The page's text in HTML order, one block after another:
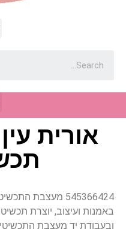
אורית
545366424 מעצבת
באמנות ועיצוב, יוצרת
ובעבודת יד מעצבת